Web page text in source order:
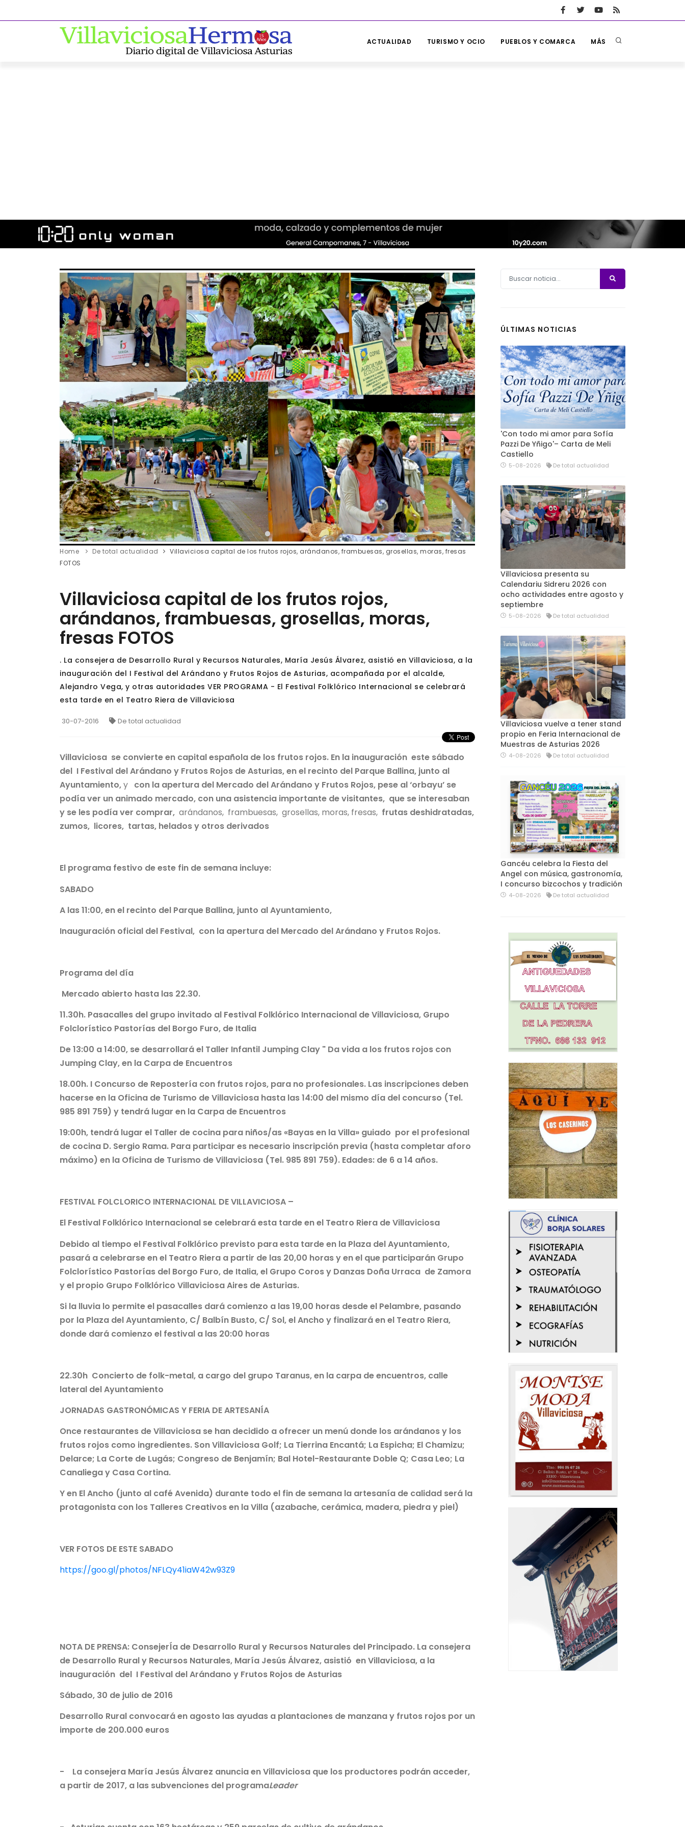
ACTUALIDAD TURISMO Y OCIO PUEBLOS Y COMARCA MÁS
Home De total actualidad
Villaviciosa capital de los frutos rojos, arándanos, frambuesas, grosellas, moras, fresas
FOTOS
Villaviciosa capital de los frutos rojos,
arándanos, frambuesas, grosellas, moras,
fresas FOTOS
. La consejera de Desarrollo Rural y Recursos Naturales, María Jesús Álvarez, asistió en Villaviciosa, a la
inauguración del I Festival del Arándano y Frutos Rojos de Asturias, acompañada por el alcalde,
Alejandro Vega, y otras autoridades VER PROGRAMA - El Festival Folklórico Internacional se celebrará
esta tarde en el Teatro Riera de Villaviciosa
30-07-2016 De total actualidad
Villaviciosa se convierte en capital española de los frutos rojos. En la inauguración este sábado
del I Festival del Arándano y Frutos Rojos de Asturias,en el recinto del Parque Ballina, junto al
Ayuntamiento,y con la apertura del Mercado del Arándano y Frutos Rojos, pese al ‘orbayu’ se
podía ver un animado mercado, con una asistencia importante de visitantes, que se interesaban
y se les podía ver comprar, arándanos, frambuesas, grosellas, moras, fresas, frutas deshidratadas,
zumos, licores, tartas, helados y otros derivados
El programa festivo de este fin de semana incluye:
SABADO
A las 11:00, en el recinto del Parque Ballina, junto al Ayuntamiento,
Inauguración oficial del Festival, con la apertura del Mercado del Arándano y Frutos Rojos.
Programa del día
Mercado abierto hasta las 22.30.
11.30h. Pasacalles del grupo invitado al Festival Folklórico Internacional de Villaviciosa, Grupo
Folclorístico Pastorías del Borgo Furo, de Italia
De 13:00 a 14:00, se desarrollará el Taller Infantil Jumping Clay " Da vida a los frutos rojos con
Jumping Clay, en la Carpa de Encuentros
18.00h. I Concurso de Repostería con frutos rojos, para no profesionales. Las inscripciones deben
hacerse en la Oficina de Turismo de Villaviciosa hasta las 14:00 del mismo día del concurso (Tel.
985 891 759) y tendrá lugar en la Carpa de Encuentros
19:00h, tendrá lugar el Taller de cocina para niños/as «Bayas en la Villa» guiado por el profesional
de cocina D. Sergio Rama. Para participar es necesario inscripción previa (hasta completar aforo
máximo) en la Oficina de Turismo de Villaviciosa (Tel. 985 891 759). Edades: de 6 a 14 años.
FESTIVAL FOLCLORICO INTERNACIONAL DE VILLAVICIOSA –
El Festival Folklórico Internacional se celebrará esta tarde en el Teatro Riera de Villaviciosa
Debido al tiempo el Festival Folklórico previsto para esta tarde en la Plaza del Ayuntamiento,
pasará a celebrarse en el Teatro Riera a partir de las 20,00 horas y en el que participarán Grupo
Folclorístico Pastorías del Borgo Furo, de Italia, el Grupo Coros y Danzas Doña Urraca de Zamora
y el propio Grupo Folklórico Villaviciosa Aires de Asturias.
Si la lluvia lo permite el pasacalles dará comienzo a las 19,00 horas desde el Pelambre, pasando
por la Plaza del Ayuntamiento, C/ Balbín Busto, C/ Sol, el Ancho y finalizará en el Teatro Riera,
donde dará comienzo el festival a las 20:00 horas
22.30h Concierto de folk-metal, a cargo del grupo Taranus, en la carpa de encuentros, calle
lateral del Ayuntamiento
JORNADAS GASTRONÓMICAS Y FERIA DE ARTESANÍA
Once restaurantes de Villaviciosa se han decidido a ofrecer un menú donde los arándanos y los
frutos rojos como ingredientes. Son Villaviciosa Golf; La Tierrina Encantá; La Espicha; El Chamizu;
Delarce; La Corte de Lugás; Congreso de Benjamín; Bal Hotel-Restaurante Doble Q; Casa Leo; La
Canaliega y Casa Cortina.
Y en El Ancho (junto al café Avenida) durante todo el fin de semana la artesanía de calidad será la
protagonista con los Talleres Creativos en la Villa (azabache, cerámica, madera, piedra y piel)
VER FOTOS DE ESTE SABADO
https://goo.gl/photos/NFLQy41iaW42w93Z9
NOTA DE PRENSA: ConsejerÍa de Desarrollo Rural y Recursos Naturales del Principado. La consejera
de Desarrollo Rural y Recursos Naturales, María Jesús Álvarez, asistió en Villaviciosa, a la
inauguración del I Festival del Arándano y Frutos Rojos de Asturias
Sábado, 30 de julio de 2016
Desarrollo Rural convocará en agosto las ayudas a plantaciones de manzana y frutos rojos por un
importe de 200.000 euros
- La consejera María Jesús Álvarez anuncia en Villaviciosa que los productores podrán acceder,
a partir de 2017, a las subvenciones del programaLeader
ÚLTIMAS NOTICIAS
'Con todo mi amor para Sofía
Pazzi De Yñigo'– Carta de Meli
Castiello
5-08-2026 De total actualidad
Villaviciosa presenta su
Calendariu Sidreru 2026 con
ocho actividades entre agosto y
septiembre
5-08-2026 De total actualidad
Villaviciosa vuelve a tener stand
propio en Feria Internacional de
Muestras de Asturias 2026
4-08-2026 De total actualidad
Gancéu celebra la Fiesta del
Angel con música, gastronomía,
I concurso bizcochos y tradición
4-08-2026 De total actualidad